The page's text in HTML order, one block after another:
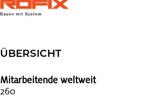
ÜBER­SICHT
Mitarbeitende weltweit
260